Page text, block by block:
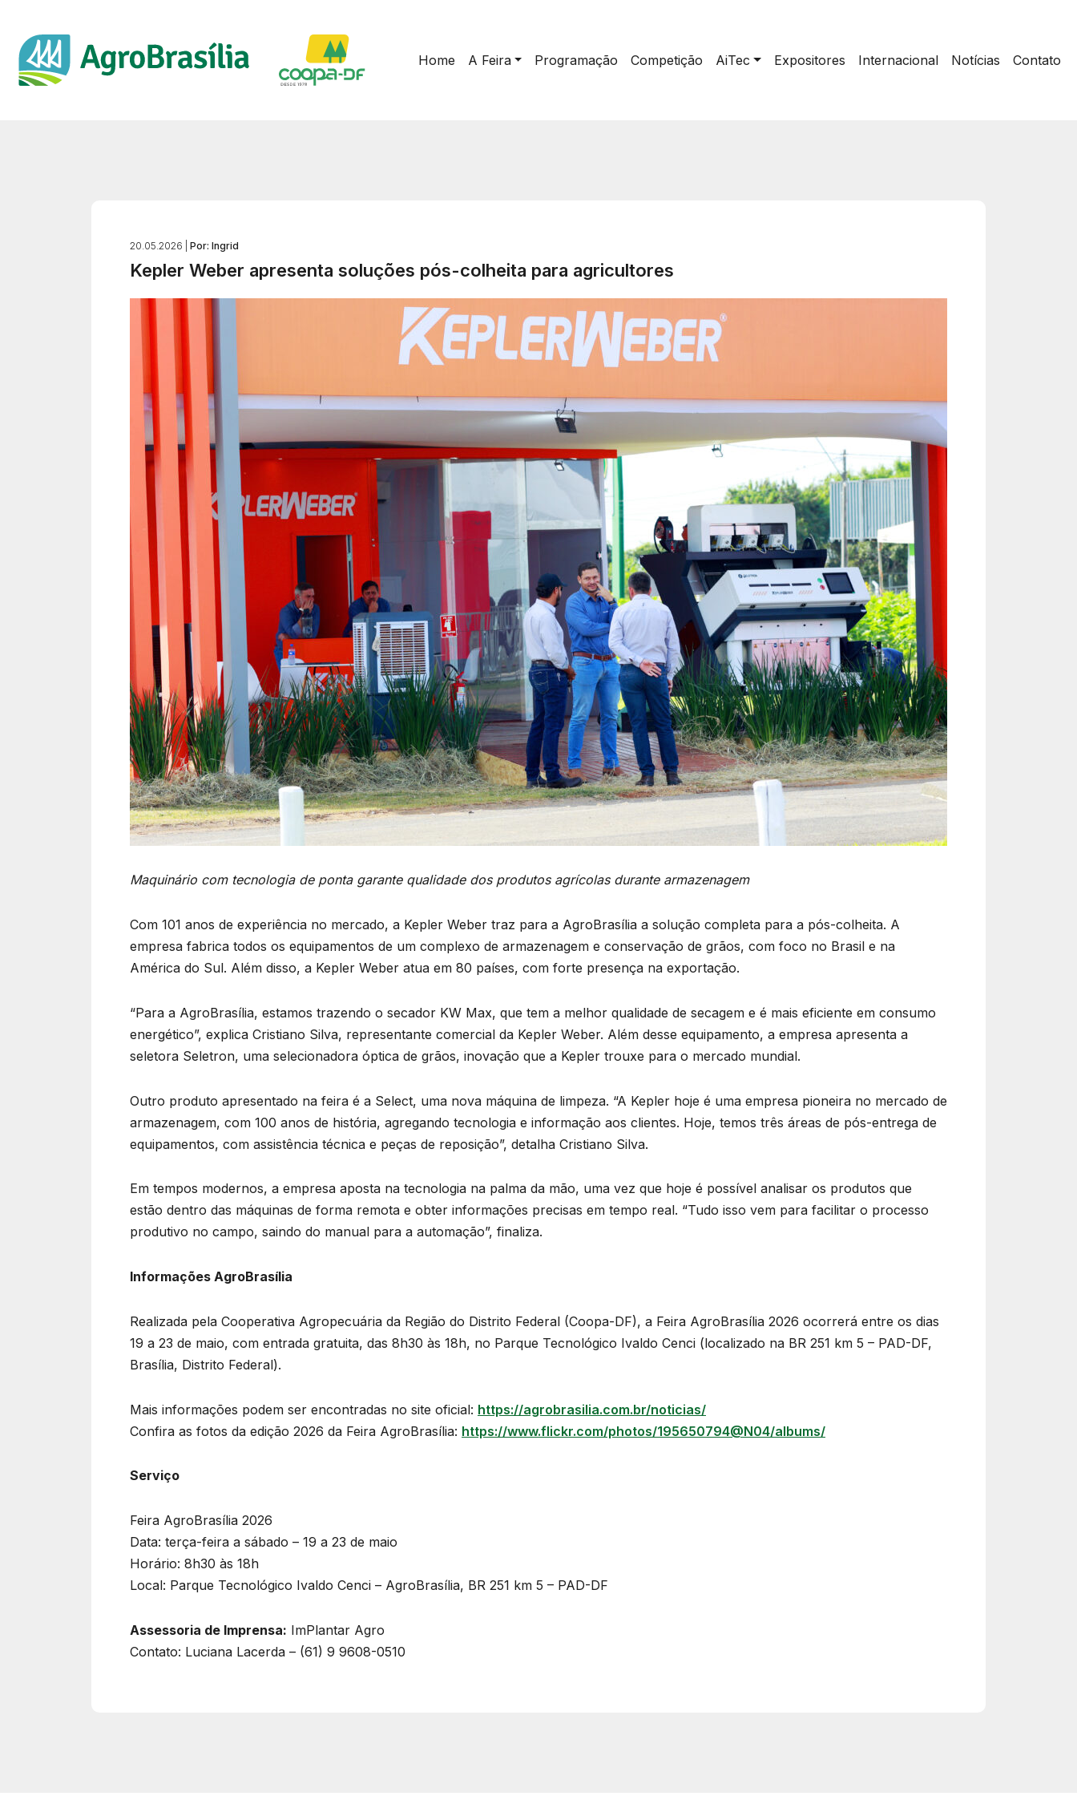
Home A Feira Programação Competição AiTec Expositores Internacional Notícias Contato
20.05.2026 | Por: Ingrid
Kepler Weber apresenta soluções pós-colheita para agricultores
Maquinário com tecnologia de ponta garante qualidade dos produtos agrícolas durante armazenagem
Com 101 anos de experiência no mercado, a Kepler Weber traz para a AgroBrasília a solução completa para a pós-colheita. A
empresa fabrica todos os equipamentos de um complexo de armazenagem e conservação de grãos, com foco no Brasil e na
América do Sul. Além disso, a Kepler Weber atua em 80 países, com forte presença na exportação.
“Para a AgroBrasília, estamos trazendo o secador KW Max, que tem a melhor qualidade de secagem e é mais eficiente em consumo
energético”, explica Cristiano Silva, representante comercial da Kepler Weber. Além desse equipamento, a empresa apresenta a
seletora Seletron, uma selecionadora óptica de grãos, inovação que a Kepler trouxe para o mercado mundial.
Outro produto apresentado na feira é a Select, uma nova máquina de limpeza. “A Kepler hoje é uma empresa pioneira no mercado de
armazenagem, com 100 anos de história, agregando tecnologia e informação aos clientes. Hoje, temos três áreas de pós-entrega de
equipamentos, com assistência técnica e peças de reposição”, detalha Cristiano Silva.
Em tempos modernos, a empresa aposta na tecnologia na palma da mão, uma vez que hoje é possível analisar os produtos que
estão dentro das máquinas de forma remota e obter informações precisas em tempo real. “Tudo isso vem para facilitar o processo
produtivo no campo, saindo do manual para a automação”, finaliza.
Informações AgroBrasília
Realizada pela Cooperativa Agropecuária da Região do Distrito Federal (Coopa-DF), a Feira AgroBrasília 2026 ocorrerá entre os dias
19 a 23 de maio, com entrada gratuita, das 8h30 às 18h, no Parque Tecnológico Ivaldo Cenci (localizado na BR 251 km 5 – PAD-DF,
Brasília, Distrito Federal).
Mais informações podem ser encontradas no site oficial: https://agrobrasilia.com.br/noticias/
Confira as fotos da edição 2026 da Feira AgroBrasília: https://www.flickr.com/photos/195650794@N04/albums/
Serviço
Feira AgroBrasília 2026
Data: terça-feira a sábado – 19 a 23 de maio
Horário: 8h30 às 18h
Local: Parque Tecnológico Ivaldo Cenci – AgroBrasília, BR 251 km 5 – PAD-DF
Assessoria de Imprensa: ImPlantar Agro
Contato: Luciana Lacerda – (61) 9 9608-0510